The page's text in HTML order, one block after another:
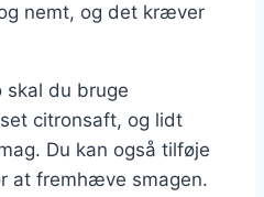
nemt, og det kræver
skal du bruge
citronsaft, og lidt
Du kan også tilføje
at fremhæve smagen.